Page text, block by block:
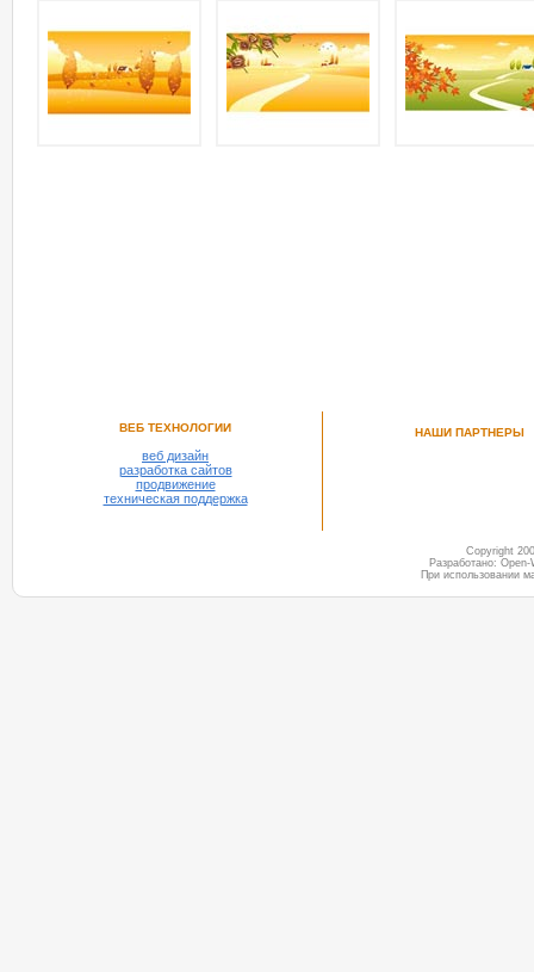
ВЕБ ТЕХНОЛОГИИ
веб дизайн
разработка сайтов
продвижение
техническая поддержка
НАШИ ПАРТНЕРЫ
Copyright
Разработано:
При использовании